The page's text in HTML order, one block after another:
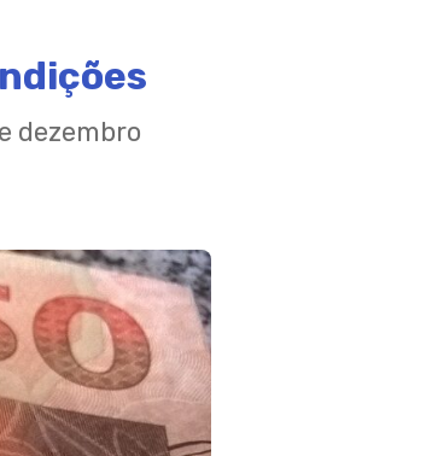
dezembro